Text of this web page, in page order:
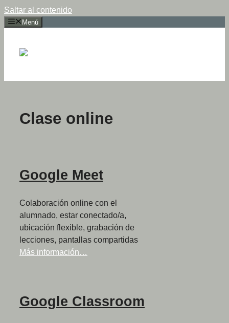
Saltar al contenido
Menú
Clase online
Google Meet
Colaboración online con el
alumnado, estar conectado/a,
ubicación flexible, grabación de
lecciones, pantallas compartidas
Más información…
Google Classroom